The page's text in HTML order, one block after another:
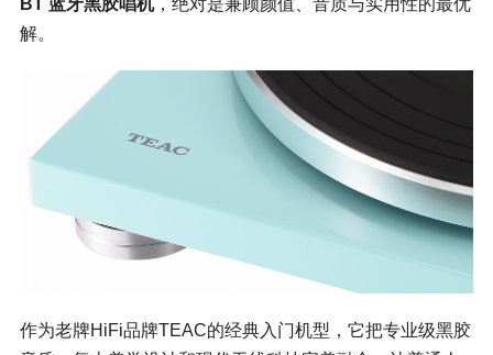
BT 蓝牙黑胶唱机，绝对是兼顾颜值、音质与实用性的最优
解。
作为老牌HiFi品牌TEAC的经典入门机型，它把专业级黑胶